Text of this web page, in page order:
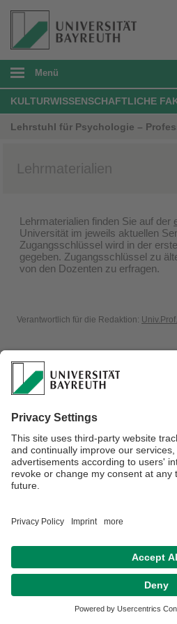
Menü
KULTURWISSENSCHAFTLICHE
Lehrstuhl für Psychologie –
Lehrmaterialien
Lehrmaterialien finden Sie auf der
Universität im jeweils aktuellen
Zugangsschlüssel wird in der
gegeben. Zugangsschlüssel zu
von den Dozenten zu erfragen.
Verantwortlich für die Redaktion:
Barrierefreiheitserklärung